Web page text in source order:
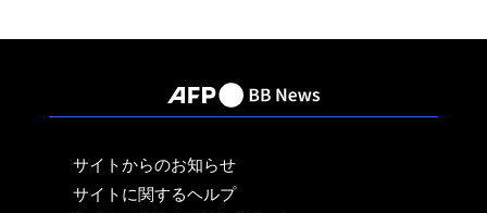
サイトからのお知らせ
サイトに関するヘルプ